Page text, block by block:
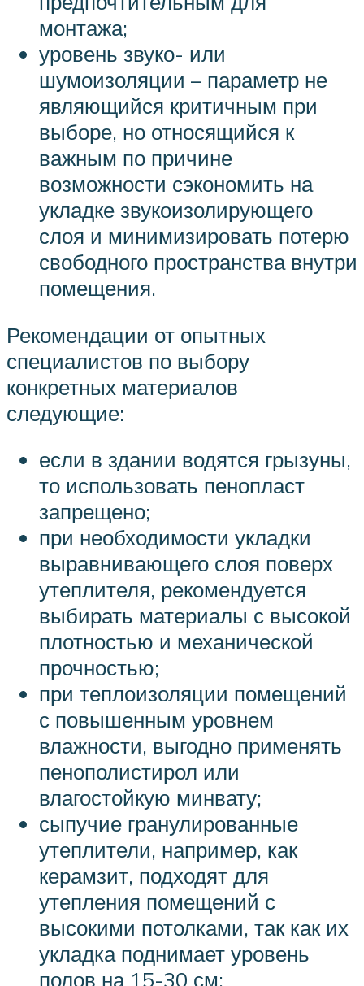
монтажа;
уровень звуко- или
шумоизоляции – параметр не
являющийся критичным при
выборе, но относящийся к
важным по причине
возможности сэкономить на
укладке звукоизолирующего
слоя и минимизировать потерю
свободного пространства внутри
помещения.
Рекомендации от опытных
специалистов по выбору
конкретных материалов
следующие:
если в здании водятся грызуны,
то использовать пенопласт
запрещено;
при необходимости укладки
выравнивающего слоя поверх
утеплителя, рекомендуется
выбирать материалы с высокой
плотностью и механической
прочностью;
при теплоизоляции помещений
с повышенным уровнем
влажности, выгодно применять
пенополистирол или
влагостойкую минвату;
сыпучие гранулированные
утеплители, например, как
керамзит, подходят для
утепления помещений с
высокими потолками, так как их
укладка поднимает уровень
полов на 15-30 см;